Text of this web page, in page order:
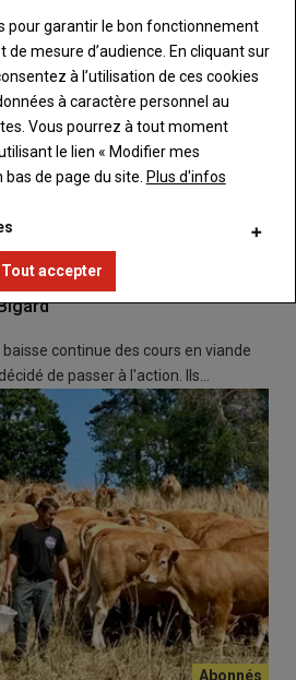
portes à la visite
àMontregardet
SoucheàSaint-
des producteurs de fruits rouges
bovine vont bloquer les
continue des cours en viande
de passer à l'action. Ils…
pour garantir le bon fonctionnement
de mesure d’audience. En cliquant sur
à l’utilisation de ces cookies
à caractère personnel au
Vous pourrez à tout moment
le lien « Modifier mes
de page du site. Plus d'infos
Tout accepter